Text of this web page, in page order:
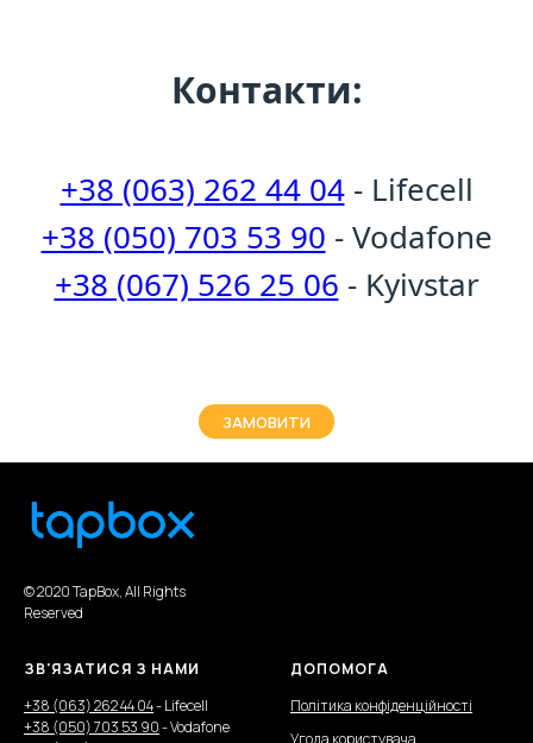
Контакти:
+38 (063) 262 44 04- Lifecell
+38 (050) 703 53 90 - Vodafone
+38 (067) 526 25 06 - Kyivstar
ЗАМОВИТИ
© 2020 TapBox, All Rights
Reserved
ЗВ'ЯЗАТИСЯ З НАМИ
+38 (063) 262 44 04- Lifecell
+38 (050) 703 53 90- Vodafone
ДОПОМОГА
Політика конфіденційності
Угода користувача